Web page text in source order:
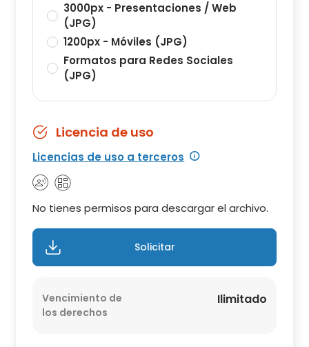
3000px - Presentaciones / Web
(JPG)
1200px - Móviles (JPG)
Formatos para Redes Sociales
(JPG)
Licencia de uso
Licencias de uso a terceros
No tienes permisos para descargar el archivo.
Solicitar
Vencimiento de
los derechos
Ilimitado